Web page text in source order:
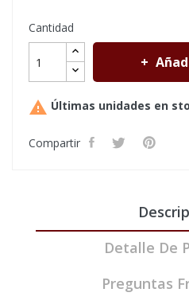
Cantidad
 Últimas unidades en
Compartir
Detalle De
Preguntas